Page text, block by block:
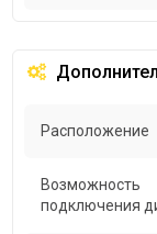
Расположение
Возможность
подключения